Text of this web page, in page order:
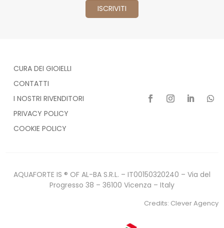
CURA DEI GIOIELLI
CONTATTI
I NOSTRI RIVENDITORI
PRIVACY POLICY
COOKIE POLICY
AQUAFORTE IS ® OF AL-BA S.R.L. – IT00150320240 – Via del
Progresso 38 – 36100 Vicenza – Italy
Credits: Clever Agency